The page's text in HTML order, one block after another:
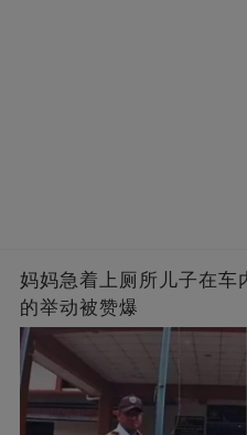
妈妈急着上厕所儿子在车
的举动被赞爆